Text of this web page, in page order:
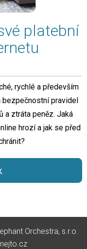
platební
rychlé a především
pravidel
a ztráta peněz. Jaká
hrozí a jak se před
Orchestra, s.r.o.